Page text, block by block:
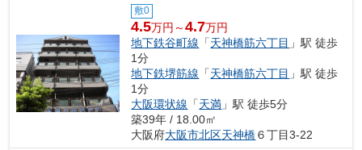
敷0
4.5万円～4.7万円
地下鉄谷町線 「天神橋筋六丁目 」駅 徒歩
1分
地下鉄堺筋線 「天神橋筋六丁目 」駅 徒歩
1分
大阪環状線 「天満 」駅 徒歩5分
築39年 / 18.00㎡
大阪府大阪市北区天神橋６丁目3-22